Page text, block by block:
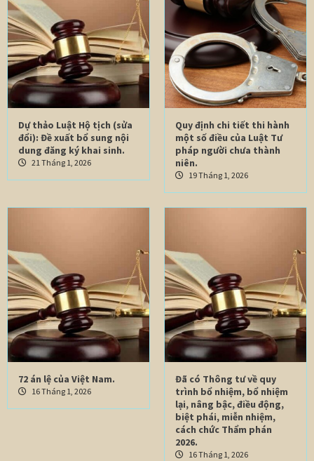
Dự thảo Luật Hộ tịch (sửa
đổi): Đề xuất bổ sung nội
dung đăng ký khai sinh.
21 Tháng 1, 2026
Quy định chi tiết thi hành
một số điều của Luật Tư
pháp người chưa thành
niên.
19 Tháng 1, 2026
72 án lệ của Việt Nam.
16 Tháng 1, 2026
Đã có Thông tư về quy
trình bổ nhiệm, bổ nhiệm
lại, nâng bậc, điều động,
biệt phái, miễn nhiệm,
cách chức Thẩm phán
2026.
16 Tháng 1, 2026